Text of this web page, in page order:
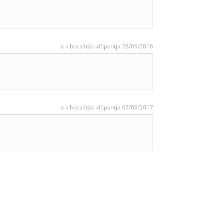
a kibocsátás időpontja 28/09/2018
a kibocsátás időpontja 07/09/2017